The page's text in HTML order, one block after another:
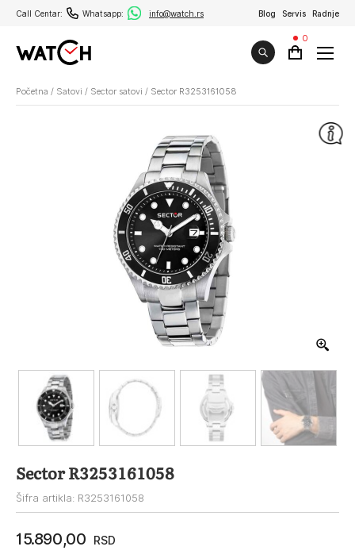
Call Centar: Whatsapp: info@watch.rs Blog Servis Radnje
0
Početna / Satovi / Sector satovi / Sector R3253161058
Sector R3253161058
Šifra artikla: R3253161058
15.890,00 RSD